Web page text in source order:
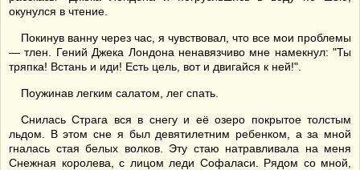
окунулся в чтение.
Покинув ванну через час, я чувствовал, что все мои проблемы
— тлен. Гений Джека Лондона ненавязчиво мне намекнул: "Ты
тряпка! Встань и иди! Есть цель, вот и двигайся к ней!".
Поужинав легким салатом, лег спать.
Снилась Страга вся в снегу и её озеро покрытое толстым
льдом. В этом сне я был девятилетним ребенком, а за мной
гналась стая белых волков. Эту стаю натравливала на меня
Снежная королева, с лицом леди Софаласи. Рядом со мной,